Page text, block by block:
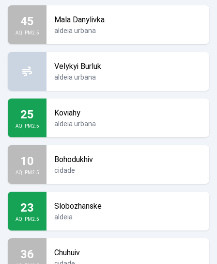
45
AQI PM2.5
Mala Danylivka
aldeia urbana
Velykyi Burluk
aldeia urbana
25
AQI PM2.5
Koviahy
aldeia urbana
10
AQI PM2.5
Bohodukhiv
cidade
23
AQI PM2.5
Slobozhanske
aldeia
36 Chuhuiv